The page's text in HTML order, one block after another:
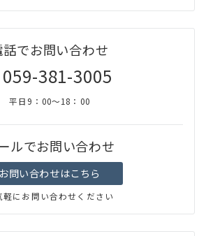
話でお問い合わせ
059-381-3005
平日9：00～18：00
ルでお問い合わせ
お問い合わせはこちら
軽にお問い合わせください